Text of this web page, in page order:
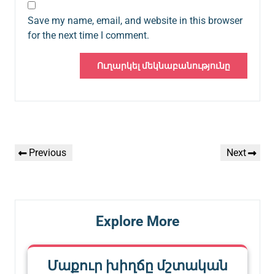
Save my name, email, and website in this browser
for the next time I comment.
նավարկումը
Previous
Previous
Next
Next
Explore More
Մաքուր խիղճը մշտական